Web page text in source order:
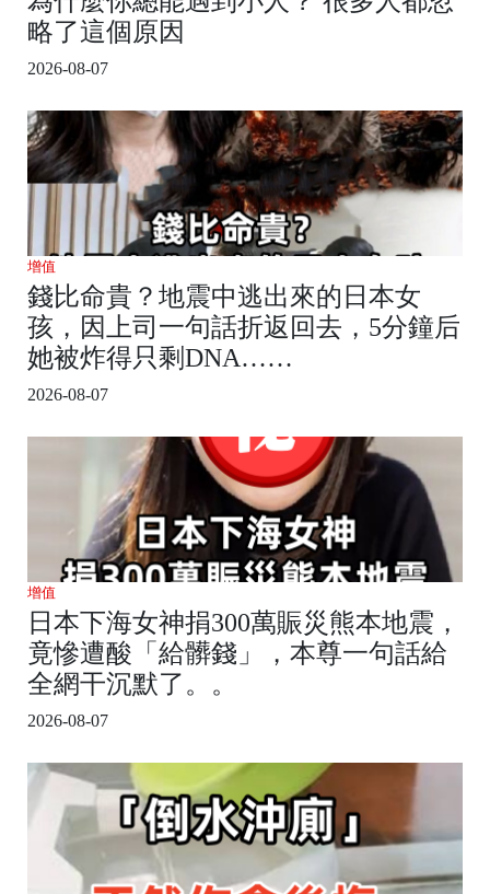
略了這個原因
2026-08-07
增值
錢比命貴？地震中逃出來的日本女
孩，因上司一句話折返回去，5分鐘后
她被炸得只剩DNA……
2026-08-07
增值
日本下海女神捐300萬賑災熊本地震，
竟慘遭酸「給髒錢」，本尊一句話給
全網干沉默了。。
2026-08-07